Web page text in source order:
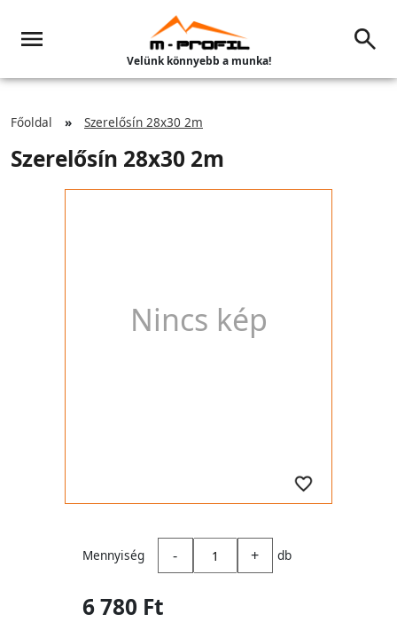
Velünk könnyebb a munka!
Főoldal Szerelősín 28x30 2m
Szerelősín 28x30 2m
Nincs kép
Mennyiség - + db
6 780 Ft